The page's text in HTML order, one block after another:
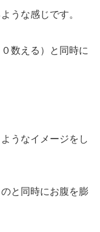
うな感じです。
数える）と同時に
うなイメージをし
と同時にお腹を膨